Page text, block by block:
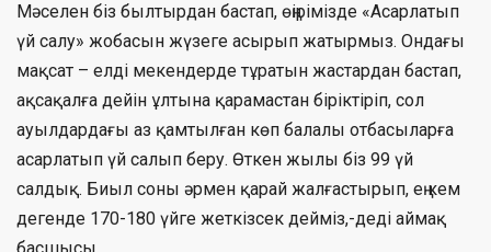
Мәселен біз былтырдан бастап, өңірімізде «Асарлатып
үй салу» жобасын жүзеге асырып жатырмыз. Ондағы
мақсат – елді мекендерде тұратын жастардан бастап,
ақсақалға дейін ұлтына қарамастан біріктіріп, сол
ауылдардағы аз қамтылған көп балалы отбасыларға
асарлатып үй салып беру. Өткен жылы біз 99 үй
салдық. Биыл соны әрмен қарай жалғастырып, ең кем
дегенде 170-180 үйге жеткізсек дейміз,-деді аймақ
басшысы.